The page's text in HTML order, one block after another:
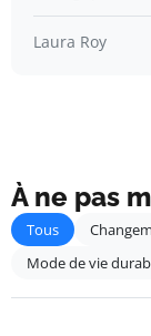
Laura Roy
À ne pas
Tous
Mode de vie